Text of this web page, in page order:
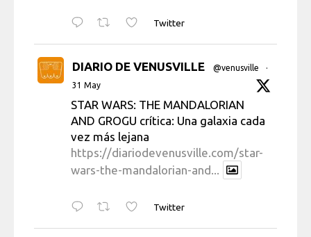
Twitter
DIARIO DE VENUSVILLE @venusville
·
31 May
STAR WARS: THE MANDALORIAN
AND GROGU crítica: Una galaxia cada
vez más lejana
https://diariodevenusville.com/star-
wars-the-mandalorian-and...
Twitter